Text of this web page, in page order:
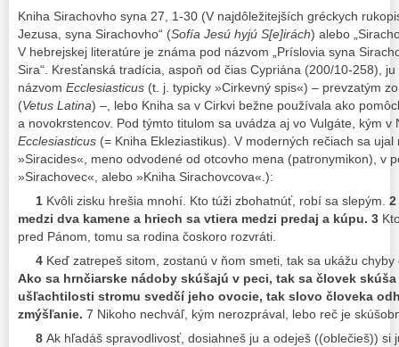
Kniha Sirachovho syna 27, 1-30 (V najdôležitejších gréckych
Jezusa, syna Sirachovho“ (Sofía Jesú hyjú S[e]irách) alebo
V hebrejskej literatúre je známa pod názvom „Príslovia syna
Sira“. Kresťanská tradícia, aspoň od čias Cypriána (200/10-258), ju
názvom Ecclesiasticus (t. j. typicky »Cirkevný spis«) – prevzatým
(Vetus Latina) –, lebo Kniha sa v Cirkvi bežne používala ako
a novokrstencov. Pod týmto titulom sa uvádza aj vo Vulgáte, kým
Ecclesiasticus (= Kniha Ekleziastikus). V moderných rečiach sa
»Siracides«, meno odvodené od otcovho mena (patronymikon), v
»Sirachovec«, alebo »Kniha Sirachovcova«.):
1 Kvôli zisku hrešia mnohí. Kto túži zbohatnúť, robí sa slepým. 2
medzi dva kamene a hriech sa vtiera medzi predaj a kúpu. 3
pred Pánom, tomu sa rodina čoskoro rozvráti.
4 Keď zatrepeš sitom, zostanú v ňom smeti, tak sa ukážu
Ako sa hrnčiarske nádoby skúšajú v peci, tak sa človek
ušľachtilosti stromu svedčí jeho ovocie, tak slovo človeka
zmýšľanie. 7 Nikoho nechváľ, kým nerozprával, lebo reč je
8 Ak hľadáš spravodlivosť, dosiahneš ju a odeješ ((oblečieš)) si